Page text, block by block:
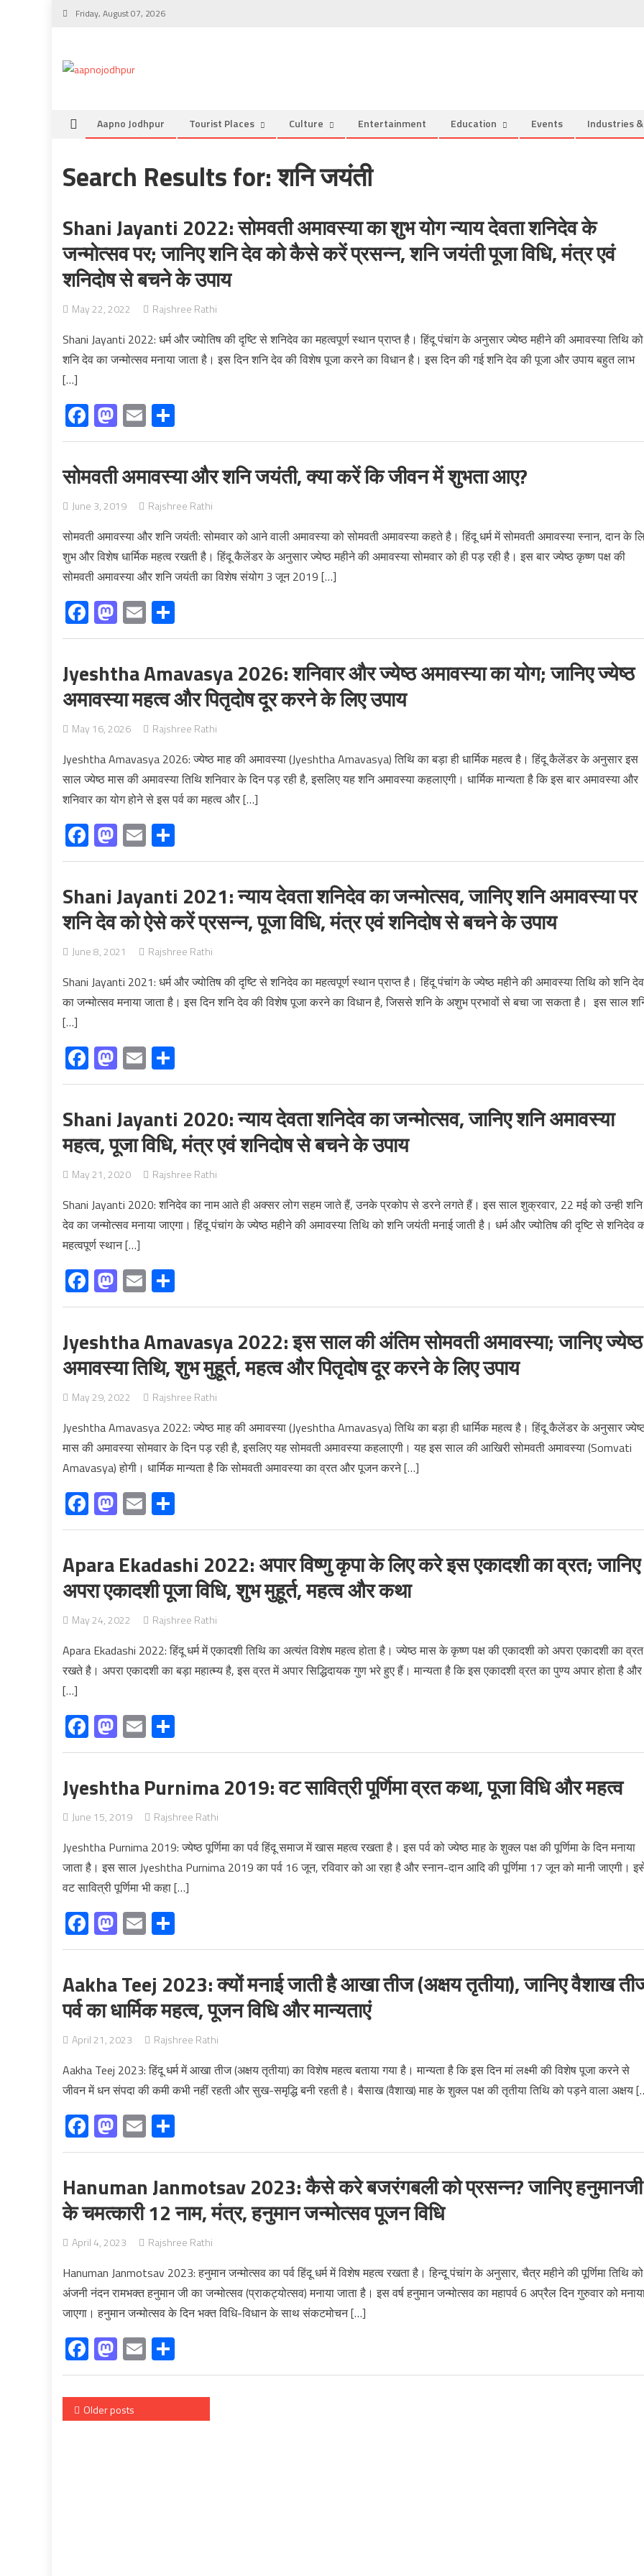
Skip
Friday, August 07, 2026
Aapno Jodhpur Tourist Places Culture Entertainment Education Events Industries
Search Results for:शनि जयंती
Shani Jayanti 2022: सोमवती अमावस्या का शुभ योग न्याय देवता शनिदेव के
जन्मोत्सव पर; जानिए शनि देव को कैसे करें प्रसन्न, शनि जयंती पूजा विधि, मंत्र एवं
शनिदोष से बचने के उपाय
May 22, 2022 Rajshree Rathi
Shani Jayanti 2022: धर्म और ज्योतिष की दृष्टि से शनिदेव का महत्वपूर्ण स्थान प्राप्त है। हिंदू पंचांग के अनुसार ज्येष्ठ महीने की अमावस्या तिथि को
शनि देव का जन्मोत्सव मनाया जाता है। इस दिन शनि देव की विशेष पूजा करने का विधान है। इस दिन की गई शनि देव की पूजा और उपाय बहुत लाभ
[…]
Facebook
Mastodon
Email
सोमवती अमावस्या और शनि जयंती, क्या करें कि जीवन में शुभता आए?
June 3, 2019 Rajshree Rathi
सोमवती अमावस्या और शनि जयंती: सोमवार को आने वाली अमावस्या को सोमवती अमावस्या कहते है। हिंदू धर्म में सोमवती अमावस्या स्नान, दान के
शुभ और विशेष धार्मिक महत्व रखती है। हिंदू कैलेंडर के अनुसार ज्येष्ठ महीने की अमावस्या सोमवार को ही पड़ रही है। इस बार ज्येष्ठ कृष्ण पक्ष की
सोमवती अमावस्या और शनि जयंती का विशेष संयोग 3 जून 2019 […]
Facebook
Mastodon
Email
Jyeshtha Amavasya 2026: शनिवार और ज्येष्ठ अमावस्या का योग; जानिए ज्येष्ठ
अमावस्या महत्व और पितृदोष दूर करने के लिए उपाय
May 16, 2026 Rajshree Rathi
Jyeshtha Amavasya 2026: ज्येष्ठ माह की अमावस्या (Jyeshtha Amavasya) तिथि का बड़ा ही धार्मिक महत्व है। हिंदू कैलेंडर के अनुसार इस
साल ज्येष्ठ मास की अमावस्या तिथि शनिवार के दिन पड़ रही है, इसलिए यह शनि अमावस्या कहलाएगी। धार्मिक मान्यता है कि इस बार अमावस्या और
शनिवार का योग होने से इस पर्व का महत्व और […]
Facebook
Mastodon
Email
Shani Jayanti 2021: न्याय देवता शनिदेव का जन्मोत्सव, जानिए शनि अमावस्या पर
शनि देव को ऐसे करें प्रसन्न, पूजा विधि, मंत्र एवं शनिदोष से बचने के उपाय
June 8, 2021 Rajshree Rathi
Shani Jayanti 2021: धर्म और ज्योतिष की दृष्टि से शनिदेव का महत्वपूर्ण स्थान प्राप्त है। हिंदू पंचांग के ज्येष्ठ महीने की अमावस्या तिथि को शनि देव
का जन्मोत्सव मनाया जाता है। इस दिन शनि देव की विशेष पूजा करने का विधान है, जिससे शनि के अशुभ प्रभावों से बचा जा सकता है। इस साल
[…]
Facebook
Mastodon
Email
Shani Jayanti 2020: न्याय देवता शनिदेव का जन्मोत्सव, जानिए शनि अमावस्या
महत्व, पूजा विधि, मंत्र एवं शनिदोष से बचने के उपाय
May 21, 2020 Rajshree Rathi
Shani Jayanti 2020: शनिदेव का नाम आते ही अक्सर लोग सहम जाते हैं, उनके प्रकोप से डरने लगते हैं। इस साल शुक्रवार, 22 मई को उन्ही शनि
देव का जन्मोत्सव मनाया जाएगा। हिंदू पंचांग के ज्येष्ठ महीने की अमावस्या तिथि को शनि जयंती मनाई जाती है। धर्म और ज्योतिष की दृष्टि से शनिदेव
महत्वपूर्ण स्थान […]
Facebook
Mastodon
Email
Jyeshtha Amavasya 2022: इस साल की अंतिम सोमवती अमावस्या; जानिए ज्येष्ठ
अमावस्या तिथि, शुभ मुहूर्त, महत्व और पितृदोष दूर करने के लिए उपाय
May 29, 2022 Rajshree Rathi
Jyeshtha Amavasya 2022: ज्येष्ठ माह की अमावस्या (Jyeshtha Amavasya) तिथि का बड़ा ही धार्मिक महत्व है। हिंदू कैलेंडर के अनुसार
मास की अमावस्या सोमवार के दिन पड़ रही है, इसलिए यह सोमवती अमावस्या कहलाएगी। यह इस साल की आखिरी सोमवती अमावस्या (Somvati
Amavasya) होगी। धार्मिक मान्यता है कि सोमवती अमावस्या का व्रत और पूजन करने […]
Facebook
Mastodon
Email
Apara Ekadashi 2022: अपार विष्णु कृपा के लिए करे इस एकादशी का व्रत; जानिए
अपरा एकादशी पूजा विधि, शुभ मुहूर्त, महत्‍व और कथा
May 24, 2022 Rajshree Rathi
Apara Ekadashi 2022: हिंदू धर्म में एकादशी तिथि का अत्यंत विशेष महत्व होता है। ज्‍येष्‍ठ मास के कृष्‍ण पक्ष की एकादशी को अपरा एकादशी का व्रत
रखते है। अपरा एकादशी का बड़ा महात्‍म्‍य है, इस व्रत में अपार सिद्धिदायक गुण भरे हुए हैं। मान्‍यता है कि इस एकादशी व्रत का पुण्‍य अपार होता है और
[…]
Facebook
Mastodon
Email
Jyeshtha Purnima 2019: वट सावित्री पूर्णिमा व्रत कथा, पूजा विधि और महत्व
June 15, 2019 Rajshree Rathi
Jyeshtha Purnima 2019: ज्येष्ठ पूर्णिमा का पर्व हिंदू समाज में खास महत्व रखता है। इस पर्व को ज्येष्ठ माह के शुक्ल पक्ष की पूर्णिमा के दिन मनाया
जाता है। इस साल Jyeshtha Purnima 2019 का पर्व 16 जून, रविवार को आ रहा है और स्नान-दान आदि की पूर्णिमा 17 जून को मानी जाएगी।
वट सावित्री पूर्णिमा भी कहा […]
Facebook
Mastodon
Email
Aakha Teej 2023: क्यों मनाई जाती है आखा तीज (अक्षय तृतीया), जानिए वैशाख
पर्व का धार्मिक महत्व, पूजन विधि और मान्यताएं
April 21, 2023 Rajshree Rathi
Aakha Teej 2023: हिंदू धर्म में आखा तीज (अक्षय तृतीया) का विशेष महत्व बताया गया है। मान्यता है कि इस दिन मां लक्ष्मी की विशेष पूजा करने से
जीवन में धन संपदा की कमी कभी नहीं रहती और सुख-समृद्धि बनी रहती है। बैसाख (वैशाख) माह के शुक्ल पक्ष की तृतीया तिथि को पड़ने वाला अक्षय
Facebook
Mastodon
Email
Hanuman Janmotsav 2023: कैसे करे बजरंगबली को प्रसन्न? जानिए हनुमानजी
के चमत्कारी 12 नाम, मंत्र, हनुमान जन्मोत्सव पूजन विधि
April 4, 2023 Rajshree Rathi
Hanuman Janmotsav 2023: हनुमान जन्मोत्सव का पर्व हिंदू धर्म में विशेष महत्व रखता है। हिन्दू पंचांग के अनुसार, चैत्र महीने की पूर्णिमा तिथि को
अंजनी नंदन रामभक्त हनुमान जी का जन्मोत्सव (प्राकट्योत्सव) मनाया जाता है। इस वर्ष हनुमान जन्मोत्सव का महापर्व 6 अप्रैल दिन गुरुवार को
जाएगा। हनुमान जन्मोत्सव के दिन भक्त विधि-विधान के साथ संकटमोचन […]
Facebook
Mastodon
Email
Posts
Older posts